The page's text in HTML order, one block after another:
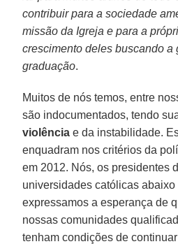
contribuir para a sociedade
missão da Igreja e para a
crescimento deles buscando a
graduação.
Muitos de nós temos, entre
são indocumentados, tendo
violência e da instabilidade.
enquadram nos critérios da
em 2012. Nós, os presidentes
universidades católicas abaixo
expressamos a esperança de
nossas comunidades
tenham condições de